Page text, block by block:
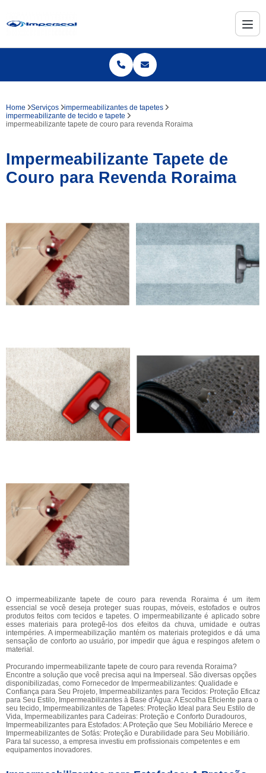
Home Serviços
impermeabilizantes de tapetes
impermeabilizante de tecido e tapete
impermeabilizante tapete de couro para revenda Roraima
Impermeabilizante Tapete de
Couro para Revenda Roraima
O impermeabilizante tapete de couro para revenda Roraima é um item
essencial se você deseja proteger suas roupas, móveis, estofados e outros
produtos feitos com tecidos e tapetes. O impermeabilizante é aplicado sobre
esses materiais para protegê-los dos efeitos da chuva, umidade e outras
intempéries. A impermeabilização mantém os materiais protegidos e dá uma
sensação de conforto ao usuário, por impedir que água e respingos afetem o
material.
Procurando impermeabilizante tapete de couro para revenda Roraima?
Encontre a solução que você precisa aqui na Imperseal. São diversas opções
disponibilizadas, como Fornecedor de Impermeabilizantes: Qualidade e
Confiança para Seu Projeto, Impermeabilizantes para Tecidos: Proteção Eficaz
para Seu Estilo, Impermeabilizantes à Base d'Água: A Escolha Eficiente para o
seu tecido, Impermeabilizantes de Tapetes: Proteção Ideal para Seu Estilo de
Vida, Impermeabilizantes para Cadeiras: Proteção e Conforto Duradouros,
Impermeabilizantes para Estofados: A Proteção que Seu Mobiliário Merece e
Impermeabilizantes de Sofás: Proteção e Durabilidade para Seu Mobiliário.
Para tal sucesso, a empresa investiu em profissionais competentes e em
equipamentos inovadores.